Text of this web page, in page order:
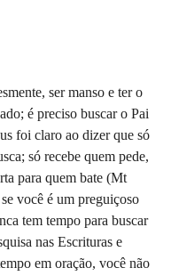
ser manso e ter o
é preciso buscar o Pai
foi claro ao dizer que só
só recebe quem pede,
para quem bate (Mt
você é um preguiçoso
tem tempo para buscar
nas Escrituras e
em oração, você não